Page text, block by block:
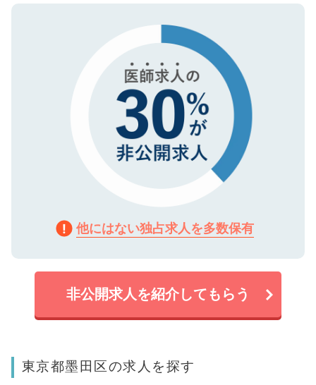
で、機密保持に関してもご安心ください。
ので、まずはご登録ください。
他にはない独占求人を多数保有
非公開求人を紹介してもらう
東京都墨田区の求人を探す